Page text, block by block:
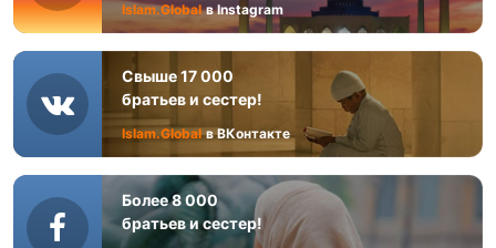
Islam.Global в Instagram
Свыше 17 000
братьев и сестер!
Islam.Global в ВКонтакте
Более 8 000
братьев и сестер!